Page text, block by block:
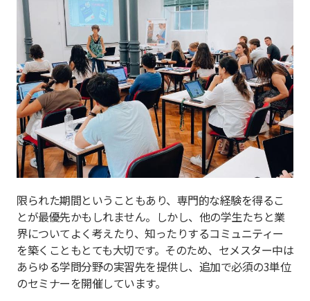
限られた期間ということもあり、専門的な経験を得るこ
とが最優先かもしれません。しかし、他の学生たちと業
界についてよく考えたり、知ったりするコミュニティー
を築くこともとても大切です。そのため、セメスター中は
あらゆる学問分野の実習先を提供し、追加で必須の3単位
のセミナーを開催しています。